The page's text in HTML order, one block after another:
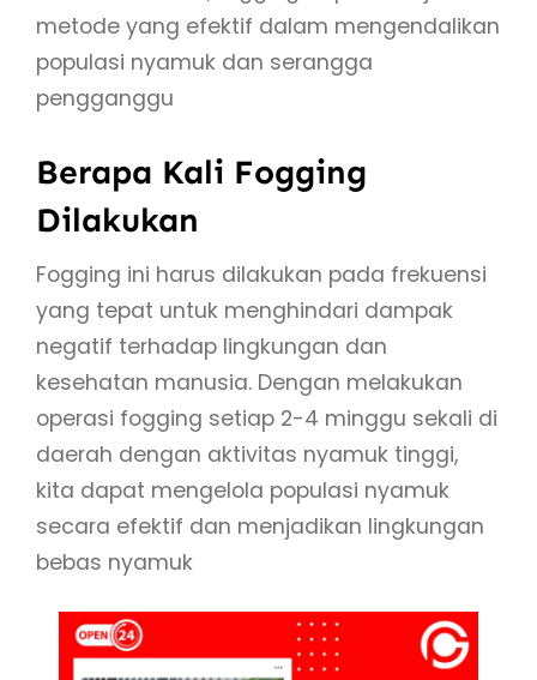
metode yang efektif dalam mengendalikan
populasi nyamuk dan serangga
pengganggu
Berapa Kali Fogging
Dilakukan
Fogging ini harus dilakukan pada frekuensi
yang tepat untuk menghindari dampak
negatif terhadap lingkungan dan
kesehatan manusia. Dengan melakukan
operasi fogging setiap 2-4 minggu sekali di
daerah dengan aktivitas nyamuk tinggi,
kita dapat mengelola populasi nyamuk
secara efektif dan menjadikan lingkungan
bebas nyamuk